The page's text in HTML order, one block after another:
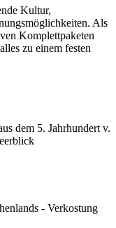
Kultur,
Als
Komplettpaketen
zu einem festen
dem 5. Jahrhundert v.
- Verkostung